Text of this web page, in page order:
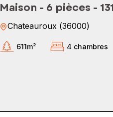
Maison - 6 pièces -
Chateauroux (36000)
611m² 4 chambres